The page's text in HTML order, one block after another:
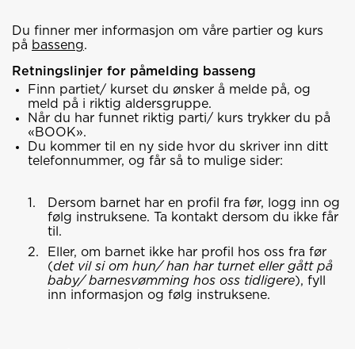
Du finner mer informasjon om våre partier og kurs
på basseng.
Retningslinjer for påmelding basseng
Finn partiet/ kurset du ønsker å melde på, og
meld på i riktig aldersgruppe.
Når du har funnet riktig parti/ kurs trykker du på
«BOOK».
Du kommer til en ny side hvor du skriver inn ditt
telefonnummer, og får så to mulige sider:
Dersom barnet har en profil fra før, logg inn og
følg instruksene. Ta kontakt dersom du ikke får
til.
Eller, om barnet ikke har profil hos oss fra før
(det vil si om hun/ han har turnet eller gått på
baby/ barnesvømming hos oss tidligere), fyll
inn informasjon og følg instruksene.